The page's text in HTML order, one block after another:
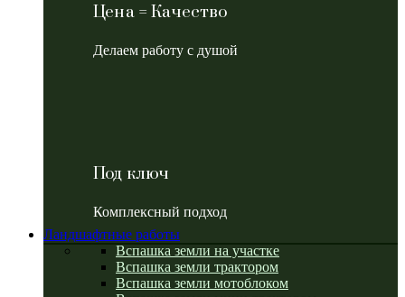
Цена = Качество
Делаем работу с душой
Под ключ
Комплексный подход
Ландшафтные работы
Вспашка земли на участке
Вспашка земли трактором
Вспашка земли мотоблоком